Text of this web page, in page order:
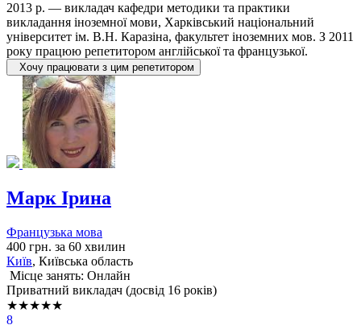
2013 р. — викладач кафедри методики та практики
викладання іноземної мови, Харківський національний
університет ім. В.Н. Каразіна, факультет іноземних мов. З 2011
року працюю репетитором англійської та французької.
Хочу працювати з цим репетитором
Марк Ірина
Французька мова
400 грн. за 60 хвилин
Київ, Київська область
Місце занять: Онлайн
Приватний викладач (досвід 16 років)
★★★★★
8